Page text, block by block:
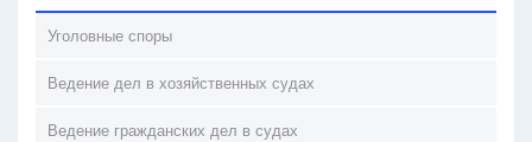
Уголовные споры
Ведение дел в хозяйственных судах
Ведение гражданских дел в судах